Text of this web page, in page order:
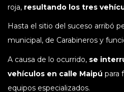
roja, resultando los tres
Hasta el sitio del suceso arribó
municipal, de Carabineros y
A causa de lo ocurrido, se
vehículos en calle Maipú para
equipos especializados.